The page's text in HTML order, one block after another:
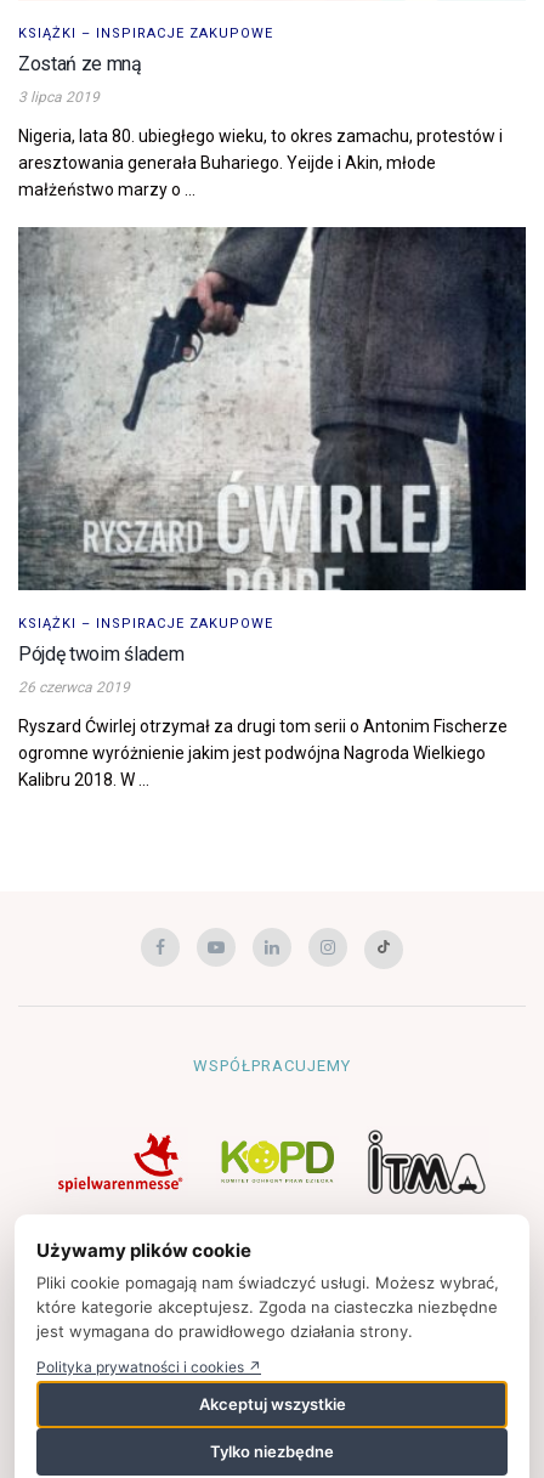
KSIĄŻKI – INSPIRACJE ZAKUPOWE
Zostań ze mną
3 lipca 2019
Nigeria, lata 80. ubiegłego wieku, to okres zamachu, protestów i
aresztowania generała Buhariego. Yeijde i Akin, młode
małżeństwo marzy o ...
KSIĄŻKI – INSPIRACJE ZAKUPOWE
Pójdę twoim śladem
26 czerwca 2019
Ryszard Ćwirlej otrzymał za drugi tom serii o Antonim Fischerze
ogromne wyróżnienie jakim jest podwójna Nagroda Wielkiego
Kalibru 2018. W ...
WSPÓŁPRACUJEMY
Strona główna
Polityka prywatności
Kontakt
Strony partnerskie
© 2025zpkinfo.pl,
Używamy plików cookie
Pliki cookie pomagają nam świadczyć usługi. Możesz wybrać,
które kategorie akceptujesz. Zgoda na ciasteczka niezbędne
jest wymagana do prawidłowego działania strony.
Polityka prywatności i cookies ↗
Akceptuj wszystkie
Tylko niezbędne